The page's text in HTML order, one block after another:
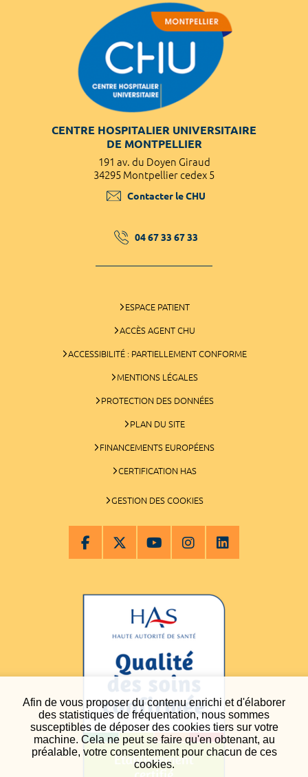
Afin de vous proposer du contenu enrichi et d'élaborer
des statistiques de fréquentation, nous sommes
susceptibles de déposer des cookies tiers sur votre
machine. Cela ne peut se faire qu'en obtenant, au
préalable, votre consentement pour chacun de ces
cookies.
CENTRE HOSPITALIER UNIVERSITAIRE
DE MONTPELLIER
191 av. du Doyen Giraud
34295 Montpellier cedex 5
Contacter le CHU
04 67 33 67 33
ESPACE PATIENT
ACCÈS AGENT CHU
ACCESSIBILITÉ : PARTIELLEMENT CONFORME
MENTIONS LÉGALES
PROTECTION DES DONNÉES
PLAN DU SITE
FINANCEMENTS EUROPÉENS
CERTIFICATION HAS
GESTION DES COOKIES